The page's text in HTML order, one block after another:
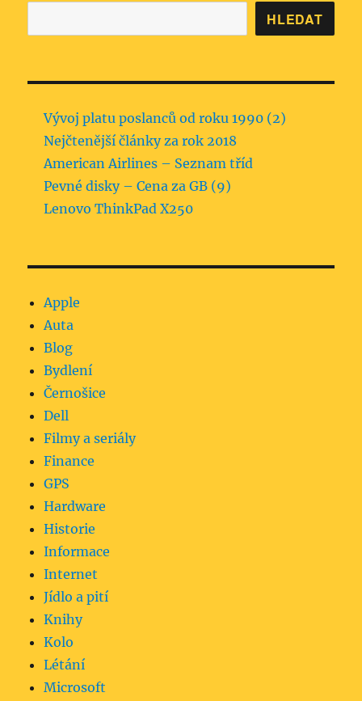
HLEDAT
Vývoj platu poslanců od roku 1990 (2)
Nejčtenější články za rok 2018
American Airlines – Seznam tříd
Pevné disky – Cena za GB (9)
Lenovo ThinkPad X250
Apple
Auta
Blog
Bydlení
Černošice
Dell
Filmy a seriály
Finance
GPS
Hardware
Historie
Informace
Internet
Jídlo a pití
Knihy
Kolo
Létání
Microsoft